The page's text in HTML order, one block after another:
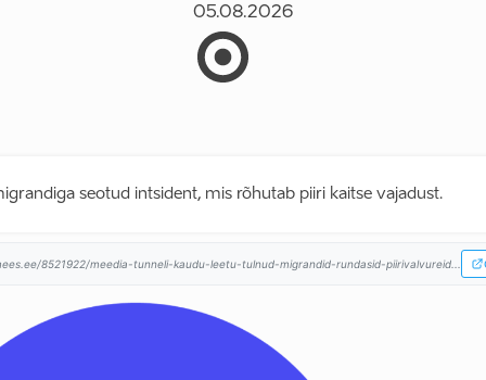
05.08.2026
seotud intsident, mis rõhutab piiri kaitse vajadust.
8521922/meedia-tunneli-kaudu-leetu-tulnud-migrandid-rundasid-piirivalvureid...